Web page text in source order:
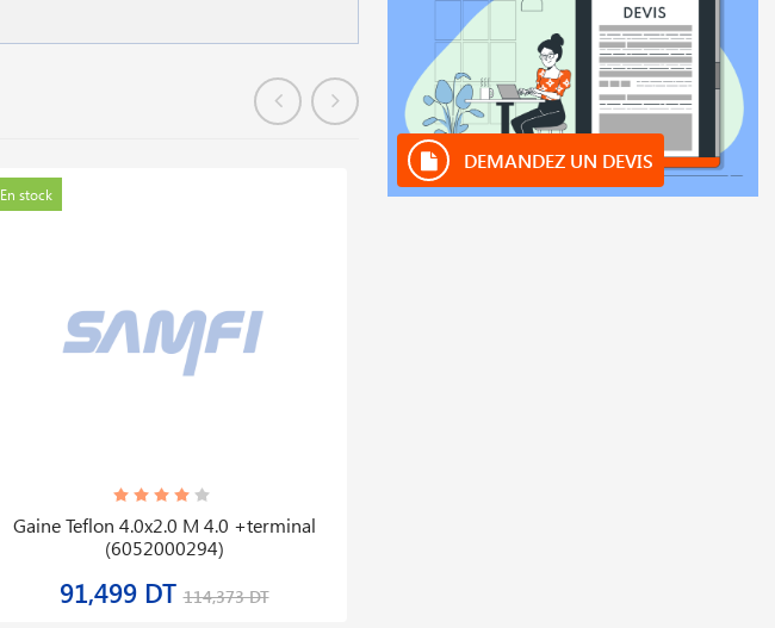
En stock
Gaine Teflon 4.0x2.0 M 4.0 +terminal
(6052000294)
91,499 DT114,373 DT
En stock
DEMANDEZ UN DEVIS